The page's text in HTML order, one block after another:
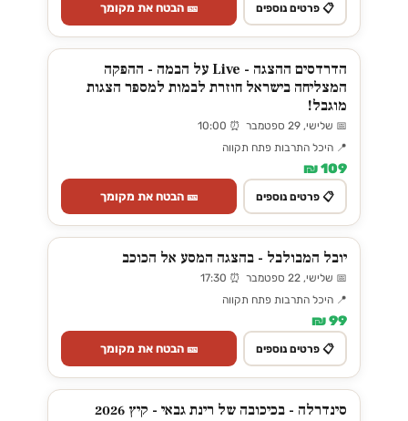
📋 פרטים נוספים 🎫 הבטח את מקומך
הדרדסים ההצגה - Live על הבמה - ההפקה
המצליחה בישראל חוזרת לבמות למספר הצגות
מוגבל!
📅 שלישי, 29 ספטמבר ⏰ 10:00
📍 היכל התרבות פתח תקווה
109 ₪
📋 פרטים נוספים 🎫 הבטח את מקומך
יובל המבולבל - בהצגה המסע אל הכוכב
📅 שלישי, 22 ספטמבר ⏰ 17:30
📍 היכל התרבות פתח תקווה
99 ₪
📋 פרטים נוספים 🎫 הבטח את מקומך
סינדרלה - בכיכובה של רינת גבאי - קיץ 2026